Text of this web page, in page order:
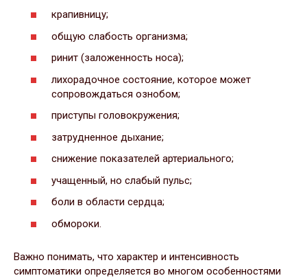
крапивницу;
общую слабость организма;
ринит (заложенность носа);
лихорадочное состояние, которое может
сопровождаться ознобом;
приступы головокружения;
затрудненное дыхание;
снижение показателей артериального;
учащенный, но слабый пульс;
боли в области сердца;
обмороки.
Важно понимать, что характер и интенсивность
симптоматики определяется во многом особенностями